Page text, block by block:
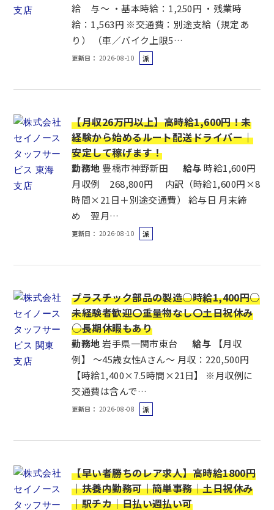
給 与～ ・基本時給：1,250円 ・残業時
給：1,563円 ※交通費：別途支給（規定あ
り） （車／バイク上限5…
更新日 2026-08-10
派
【月収26万円以上】高時給1,600円！未
経験から始めるルート配送ドライバー｜
安定して稼げます！
勤務地 豊橋市神野新田 給与時給1,600円
月収例 268,800円 内訳（時給1,600円×8
時間×21日＋別途交通費） 給与日 月末締
め 翌月…
更新日 2026-08-10
派
プラスチック部品の製造○時給1,400円○
未経験者歓迎〇重量物なし〇土日祝休み
○長期休暇もあり
勤務地 岩手県一関市東台 給与
【月収
例】 ～45歳女性Aさん～ 月収：220,500円
【時給1,400×7.5時間×21日】 ※月収例に
交通費は含んで…
更新日 2026-08-08
派
【早い者勝ちのレア求人】高時給1800円
｜扶養内勤務可｜簡単事務｜土日祝休み
｜駅チカ｜日払い週払い可